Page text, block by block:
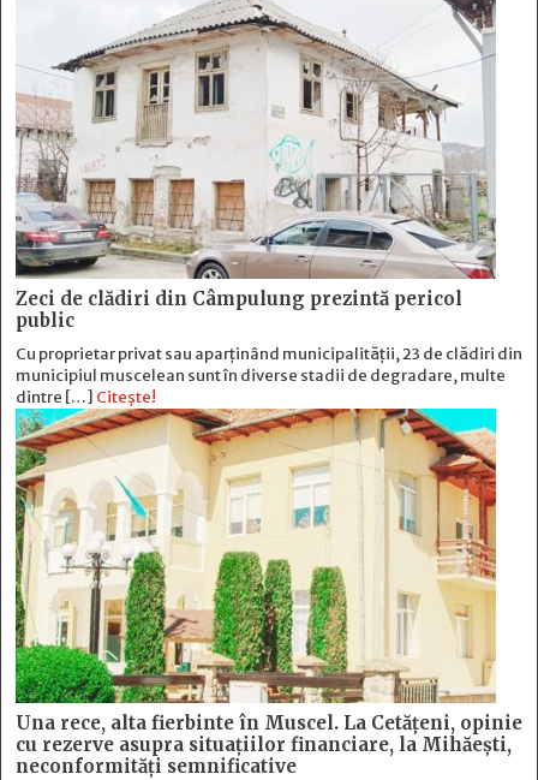
Zeci de clădiri din Câmpulung prezintă pericol
public
Cu proprietar privat sau aparținând municipalității, 23 de clădiri din
municipiul muscelean sunt în diverse stadii de degradare, multe
dintre […] Citește!
Una rece, alta fierbinte în Muscel. La Cetăţeni, opinie
cu rezerve asupra situaţiilor financiare, la Mihăeşti,
neconformităţi semnificative